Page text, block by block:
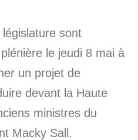
sont
le jeudi 8 mai à
un projet de
devant la Haute
ministres du
Macky Sall.